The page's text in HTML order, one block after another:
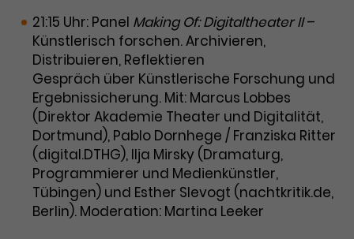
21:15 Uhr: Panel Making Of: Digitaltheater II–
Künstlerisch forschen. Archivieren,
Distribuieren, Reflektieren
Gespräch über Künstlerische Forschung und
Ergebnissicherung. Mit: Marcus Lobbes
(Direktor Akademie Theater und Digitalität,
Dortmund), Pablo Dornhege / Franziska Ritter
(digital.DTHG), Ilja Mirsky (Dramaturg,
Programmierer und Medienkünstler,
Tübingen) und Esther Slevogt (nachtkritik.de,
Berlin). Moderation: Martina Leeker